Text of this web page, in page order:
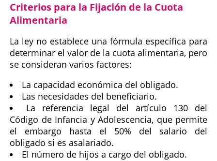
Criterios para la Fijación de la Cuota
Alimentaria
La ley no establece una fórmula específica para
determinar el valor de la cuota alimentaria, pero
se consideran varios factores:
La capacidad económica del obligado.
Las necesidades del beneficiario.
La referencia legal del artículo 130 del
Código de Infancia y Adolescencia, que permite
el embargo hasta el 50% del salario del
obligado si es asalariado.
El número de hijos a cargo del obligado​.